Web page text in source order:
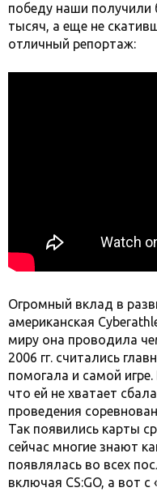
победу наши получили
тысяч, а еще не
отличный репортаж:
Огромный вклад в
американская
миру она проводила
2006 гг. считались
помогала и самой
что ей не хватает
проведения
Так появились карты
сейчас многие знают
появлялась во всех
включая CS:GO, а вот